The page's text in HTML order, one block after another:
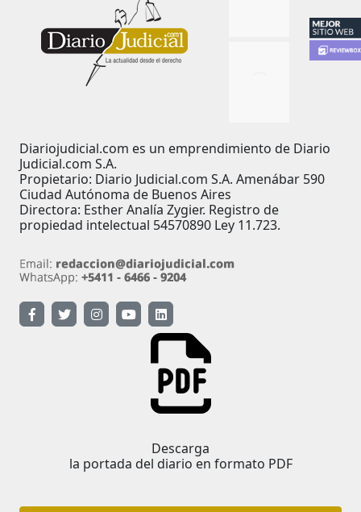
Diariojudicial.com es un emprendimiento de Diario
Judicial.com S.A.
Propietario: Diario Judicial.com S.A. Amenábar 590
Ciudad Autónoma de Buenos Aires
Directora: Esther Analía Zygier. Registro de
propiedad intelectual 54570890 Ley 11.723.
Descarga
la portada del diario en formato PDF